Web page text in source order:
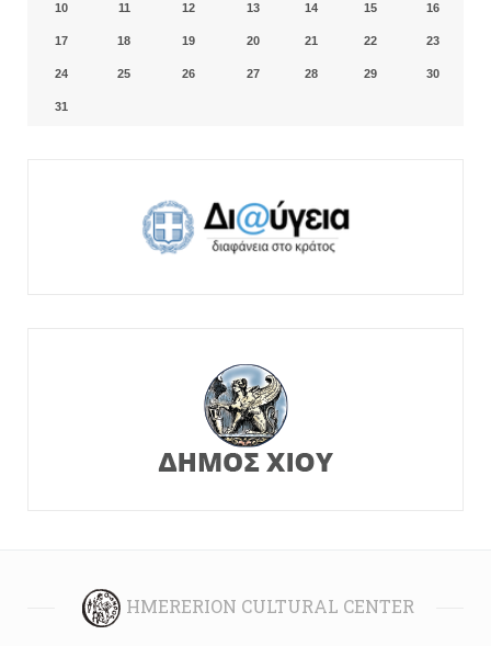
10 11 12 13 14 15 16
17 18 19 20 21 22 23
24 25 26 27 28 29 30
31
HMERERION CULTURAL CENTER